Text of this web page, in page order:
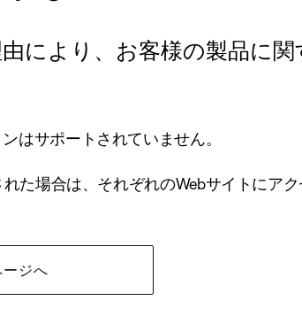
により、お客様の製品に
はサポートされていません。
た場合は、それぞれのWebサイトにア
ジへ